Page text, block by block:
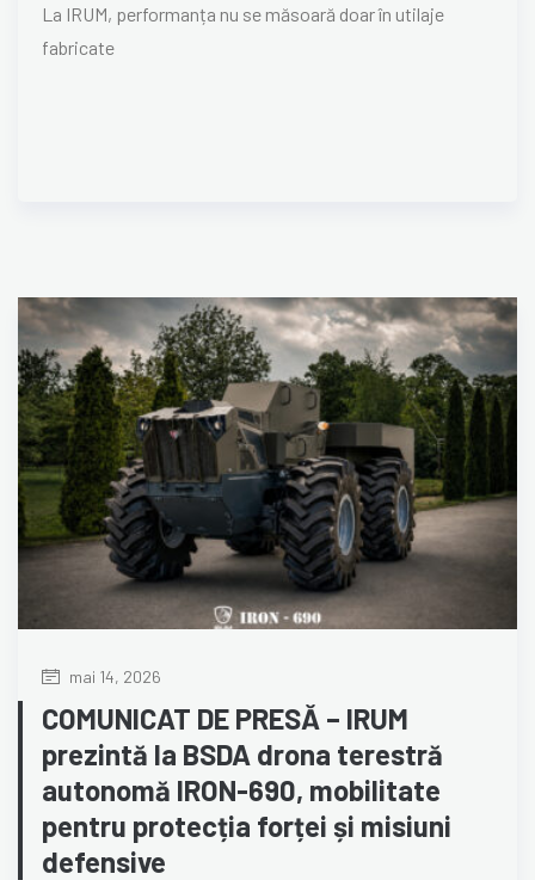
La IRUM, performanța nu se măsoară doar în utilaje
fabricate
mai 14, 2026
COMUNICAT DE PRESĂ – IRUM
prezintă la BSDA drona terestră
autonomă IRON-690, mobilitate
pentru protecția forței și misiuni
defensive